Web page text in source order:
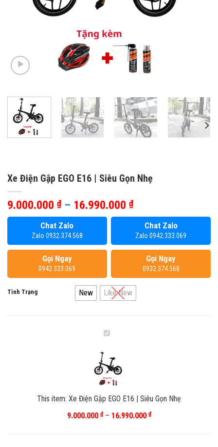
Xe Điện Gập EGO E16 | Siêu Gọn Nhẹ
9.000.000 ₫ – 16.990.000 ₫Khoảng
giá:
9.000.000 ₫
đến
16.990.000 ₫
Chat Zalo
Zalo 0932.374.568
Chat Zalo
Zalo 0942.333.069
Gọi Ngay
0942.333.069
Gọi Ngay
0932.374.568
Tình Trạng New Like New
Xe
Gập
EGO
E16
Siêu
Gọn
This item: Xe Điện Gập EGO E16 | Siêu Gọn Nhẹ
9.000.000 ₫ – 16.990.000 ₫Khoảng